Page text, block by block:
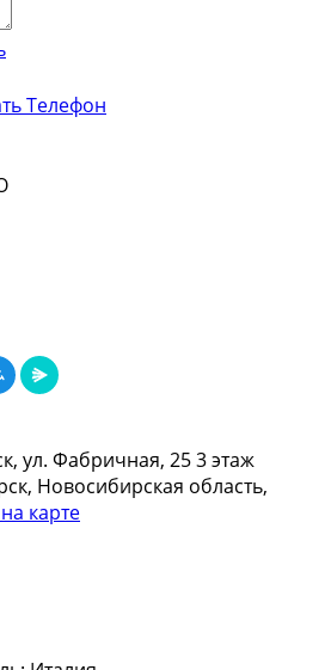
Телефон
ул. Фабричная, 25 3 этаж
Новосибирская область,
на карте